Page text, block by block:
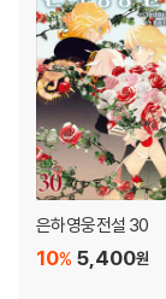
은하영웅전설 30
5,400원
10%